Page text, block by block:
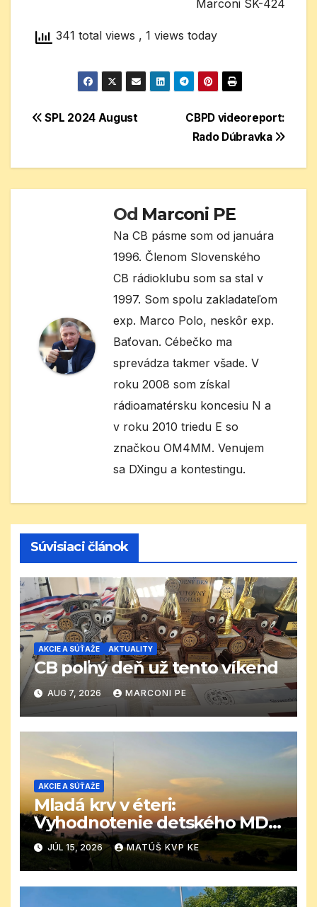
Marconi SK-424
341 total views , 1 views today
Navigácia
CBPD videoreport:
Rado Dúbravka
SPL 2024 August
Od Marconi PE
Na CB pásme som od januára
1996. Členom Slovenského
CB rádioklubu som sa stal v
1997. Som spolu zakladateľom
exp. Marco Polo, neskôr exp.
Baťovan. Cébečko ma
sprevádza takmer všade. V
roku 2008 som získal
rádioamatérsku koncesiu N a
v roku 2010 triedu E so
značkou OM4MM. Venujem
sa DXingu a kontestingu.
Súvisiaci článok
AKCIE A SÚŤAŽE AKTUALITY
CB poľný deň už tento víkend
AUG 7, 2026 MARCONI PE
AKCIE A SÚŤAŽE
Mladá krv v éteri:
Vyhodnotenie detského MDD
CB závodu
JÚL 15, 2026 MATÚŠ KVP KE